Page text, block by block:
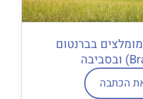
מומלצים בברנטום
הכתבה